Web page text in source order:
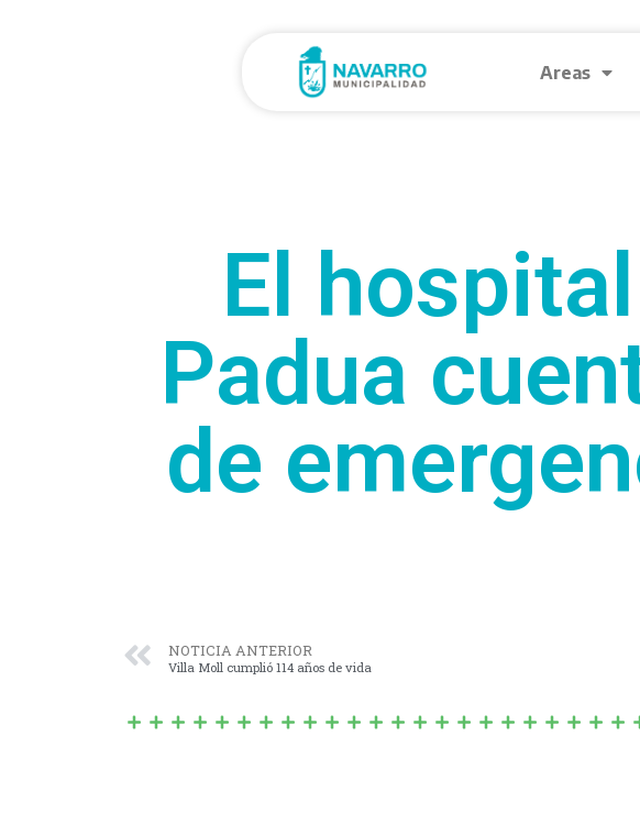
Areas
El
Padua
de
NOTICIA ANTERIOR
Villa Moll cumplió 114 años de vida